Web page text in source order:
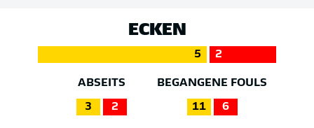
ECKEN
5 2
ABSEITS
3 2
BEGANGENE FOULS
11 6